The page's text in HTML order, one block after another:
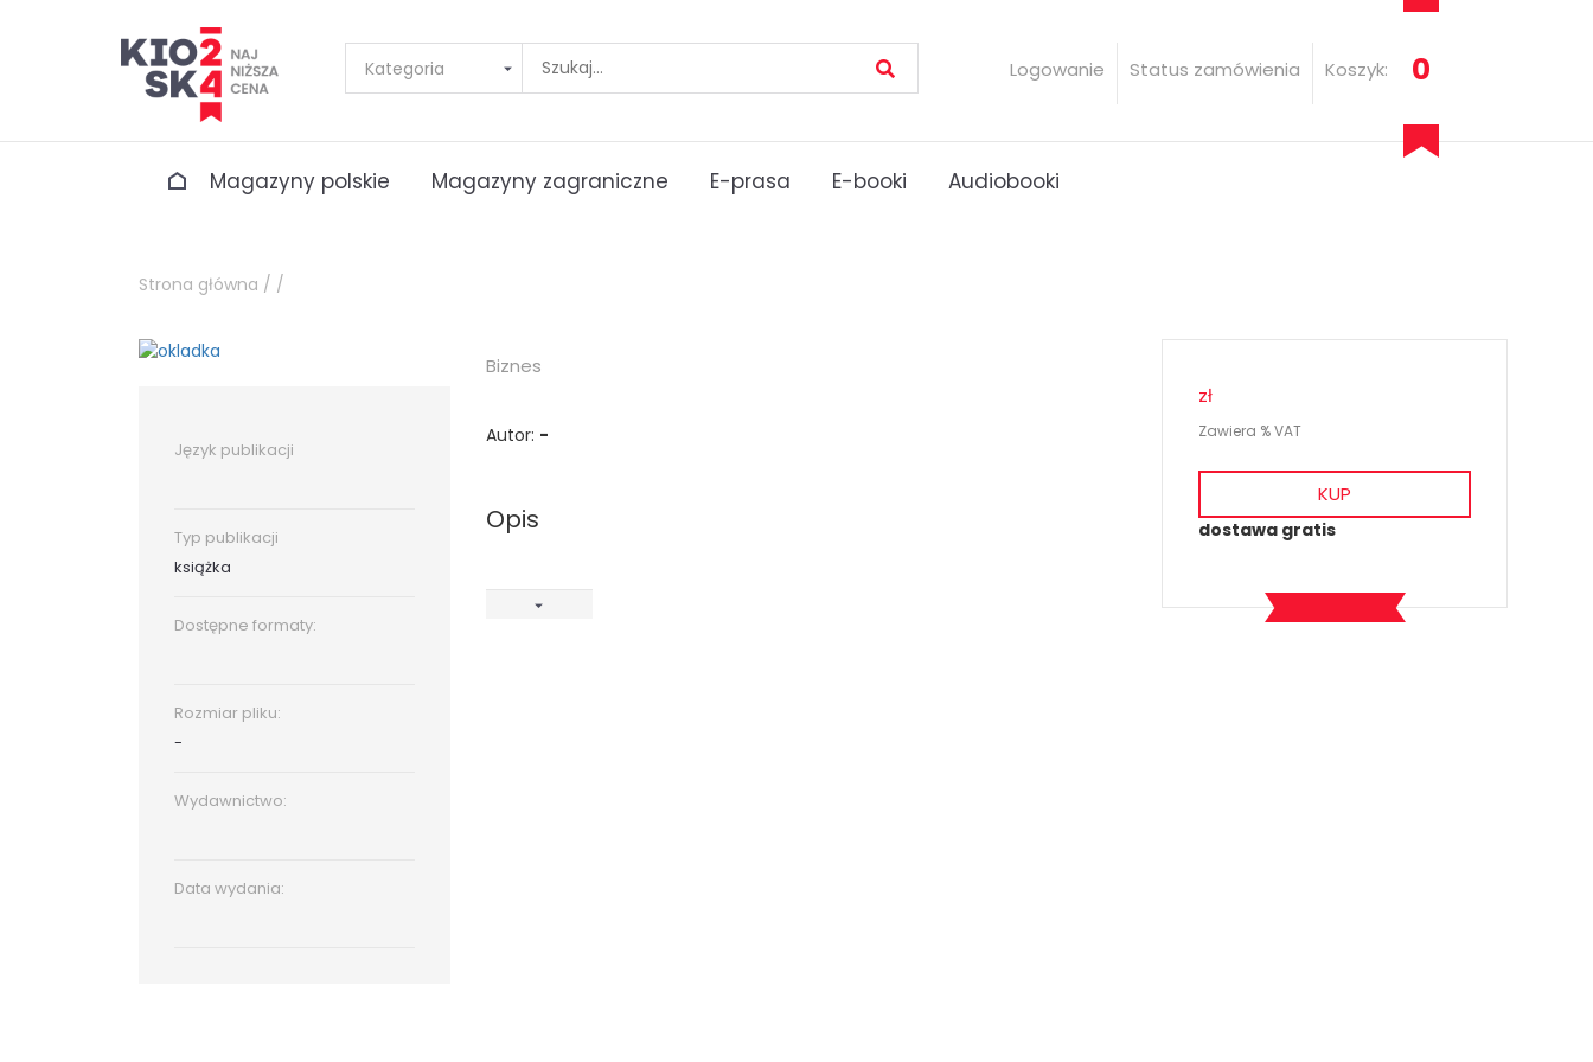
Logowanie Status zamówienia Koszyk: 0
Magazyny polskie Magazyny zagraniczne E-prasa E-booki Audiobooki
Strona główna / /
Język publikacji
Typ publikacji
książka
Dostępne formaty:
Rozmiar pliku:
-
Wydawnictwo:
Data wydania:
Biznes
Autor: -
Opis
zł
Zawiera % VAT
KUP
dostawa gratis